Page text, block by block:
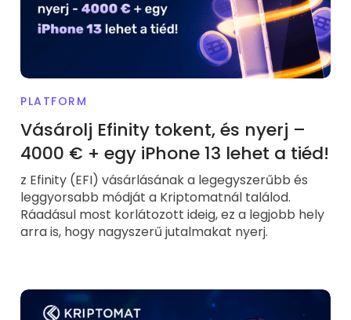
PLATFORM
Vásárolj Efinity tokent, és nyerj –
4000 € + egy iPhone 13 lehet a tiéd!
z Efinity (EFI) vásárlásának a legegyszerűbb és
leggyorsabb módját a Kriptomatnál találod.
Ráadásul most korlátozott ideig, ez a legjobb hely
arra is, hogy nagyszerű jutalmakat nyerj.